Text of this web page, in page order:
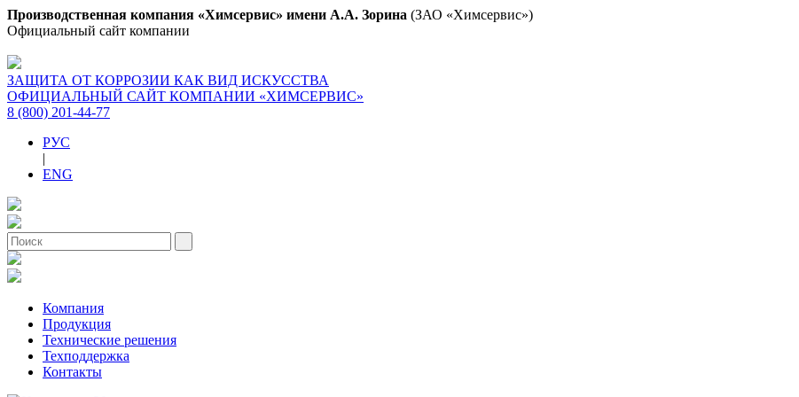
Производственная компания «Химсервис» имени А.А. Зорина (ЗАО «Химсервис»)
Официальный сайт компании
ЗАЩИТА ОТ КОРРОЗИИ КАК ВИД ИСКУССТВА
ОФИЦИАЛЬНЫЙ САЙТ КОМПАНИИ «ХИМСЕРВИС»
8 (800) 201-44-77
РУС
|
ENG
Компания
Продукция
Технические решения
Техподдержка
Контакты